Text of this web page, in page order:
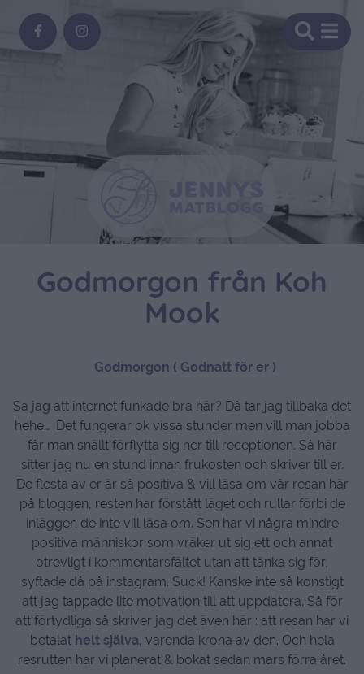
Godmorgon från Koh
Mook
Godmorgon ( Godnatt för er )
Sa jag att internet funkade bra här? Då tar jag tillbaka det
hehe… Det fungerar ok vissa stunder men vill man jobba
får man snällt förflytta sig ner till receptionen. Så här
sitter jag nu en stund innan frukosten och skriver till er.
De flesta av er är så positiva & vill läsa om vår resan här
på bloggen, resten har förstått läget och rullar förbi de
inläggen de inte vill läsa om. Sen har vi några mindre
positiva människor som vräker ut sig ett och annat
otrevligt i kommentarsfältet utan att tänka sig för,
syftade då på instagram. Suck! Kanske inte så konstigt
att jag tappade lite motivation till att uppdatera. Så för
att förtydliga så skriver jag det även här : att resan har vi
betalathelt själva, varenda krona av den. Och hela
resrutten har vi planerat & bokat sedan mars förra året.